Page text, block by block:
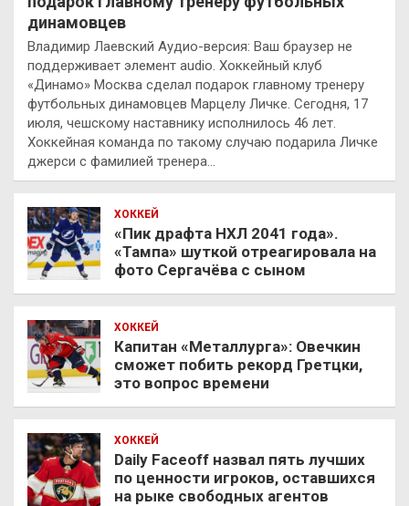
динамовцев
Владимир Лаевский Аудио-версия: Ваш браузер не
поддерживает элемент audio. Хоккейный клуб
«Динамо» Москва сделал подарок главному тренеру
футбольных динамовцев Марцелу Личке. Сегодня, 17
июля, чешскому наставнику исполнилось 46 лет.
Хоккейная команда по такому случаю подарила Личке
джерси с фамилией тренера…
ХОККЕЙ
«Пик драфта НХЛ 2041 года».
«Тампа» шуткой отреагировала на
фото Сергачёва с сыном
ХОККЕЙ
Капитан «Металлурга»: Овечкин
сможет побить рекорд Гретцки,
это вопрос времени
ХОККЕЙ
Daily Faceoff назвал пять лучших
по ценности игроков, оставшихся
на рыке свободных агентов